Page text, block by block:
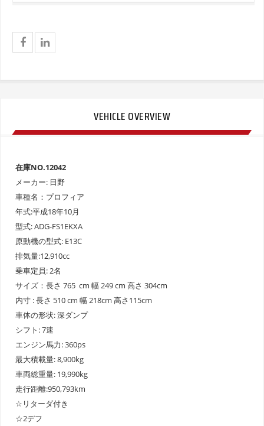
VEHICLE OVERVIEW
在庫NO.12042
メーカー: 日野
車種名：プロフィア
年式:平成18年10月
型式: ADG-FS1EKXA
原動機の型式: E13C
排気量:12,910cc
乗車定員: 2名
サイズ：長さ 765 cm 幅 249 cm 高さ 304cm
内寸 : 長さ 510 cm 幅 218cm 高さ115cm
車体の形状: 深ダンプ
シフト: 7速
エンジン馬力: 360ps
最大積載量: 8,900kg
車両総重量: 19,990kg
走行距離:950,793km
☆リターダ付き
☆2デフ